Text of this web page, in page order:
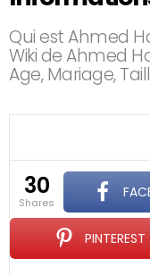
Qui est Ahmed
Wiki de Ahmed
Age, Mariage,
30
shares
PINTEREST